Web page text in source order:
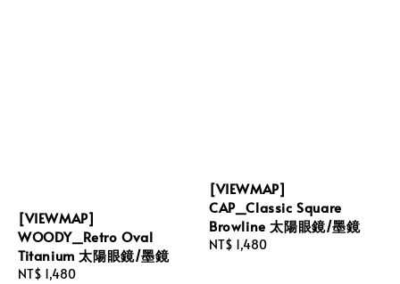
[VIEWMAP]
WOODY_Retro Oval
Titanium 太陽眼鏡/墨鏡
Regular
NT$ 1,480
[VIEWMAP]
CAP_Classic Square
Browline 太陽眼鏡/墨鏡
Regular
NT$ 1,480